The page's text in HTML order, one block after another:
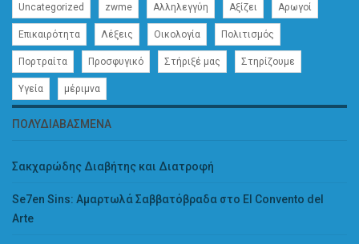
Uncategorized zwme Αλληλεγγύη Αξίζει Αρωγοί
Επικαιρότητα Λέξεις Οικολογία Πολιτισμός
Πορτραίτα Προσφυγικό Στήριξέ μας Στηρίζουμε
Υγεία μέριμνα
ΠΟΛΥΔΙΑΒΑΣΜΈΝΑ
Σακχαρώδης Διαβήτης και Διατροφή
Se7en Sins: Αμαρτωλά Σαββατόβραδα στο El Convento del
Arte